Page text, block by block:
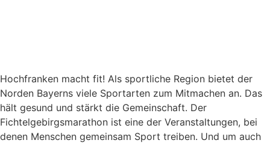
Hochfranken macht fit! Als sportliche Region bietet der
Norden Bayerns viele Sportarten zum Mitmachen an. Das
hält gesund und stärkt die Gemeinschaft. Der
Fichtelgebirgsmarathon ist eine der Veranstaltungen, bei
denen Menschen gemeinsam Sport treiben. Und um auch